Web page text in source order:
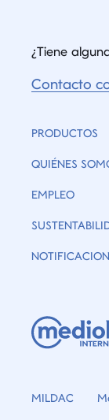
¿Tiene
Contacto
PRODUCTOS
QUIÉNES
EMPLEO
MILDAC